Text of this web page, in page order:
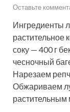
Оставьте
Ингредиенты
растительное
соку — 400 г
чесночный
Нарезаем
Обжариваем
растительным